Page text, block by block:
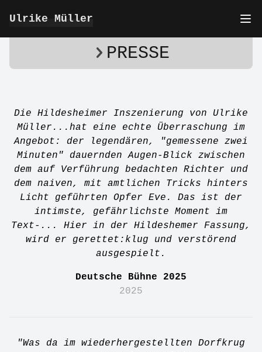
Ulrike Müller
PRESSE
Die Hildesheimer Inszenierung von Ulrike
Müller...hat eine echte Überraschung im
Angebot: der legendären, "gemessene zwei
Minuten" dauernden Augen-Blick zwischen
dem auf Verführung bedachten Richter und
dem naiven, mit amtlichen Tricks hinters
Licht geführten Opfer Eve. Das ist der
intimste, gefährlichste Moment im
Text-... Hier in der Hildeshemer Fassung,
wird er gerettet:klug und verstörend
ausgespielt.
Deutsche Bühne 2025
2025
"Was da im wiederhergestellten Dorfkrug